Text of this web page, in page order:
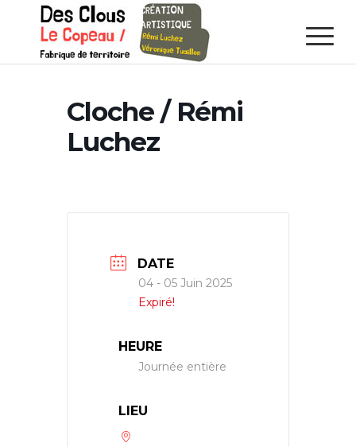
Cloche / Rémi
Luchez
DATE
04 - 05 Juin 2025
Expiré!
HEURE
Journée entière
LIEU